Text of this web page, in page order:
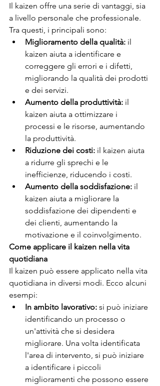
Il kaizen offre una serie di vantaggi, sia
a livello personale che professionale.
Tra questi, i principali sono:
Miglioramento della qualità: il
kaizen aiuta a identificare e
correggere gli errori e i difetti,
migliorando la qualità dei prodotti
e dei servizi.
Aumento della produttività: il
kaizen aiuta a ottimizzare i
processi e le risorse, aumentando
la produttività.
Riduzione dei costi: il kaizen aiuta
a ridurre gli sprechi e le
inefficienze, riducendo i costi.
Aumento della soddisfazione: il
kaizen aiuta a migliorare la
soddisfazione dei dipendenti e
dei clienti, aumentando la
motivazione e il coinvolgimento.
Come applicare il kaizen nella vita
quotidiana
Il kaizen può essere applicato nella vita
quotidiana in diversi modi. Ecco alcuni
esempi:
In ambito lavorativo: si può iniziare
identificando un processo o
un'attività che si desidera
migliorare. Una volta identificata
l'area di intervento, si può iniziare
a identificare i piccoli
miglioramenti che possono essere